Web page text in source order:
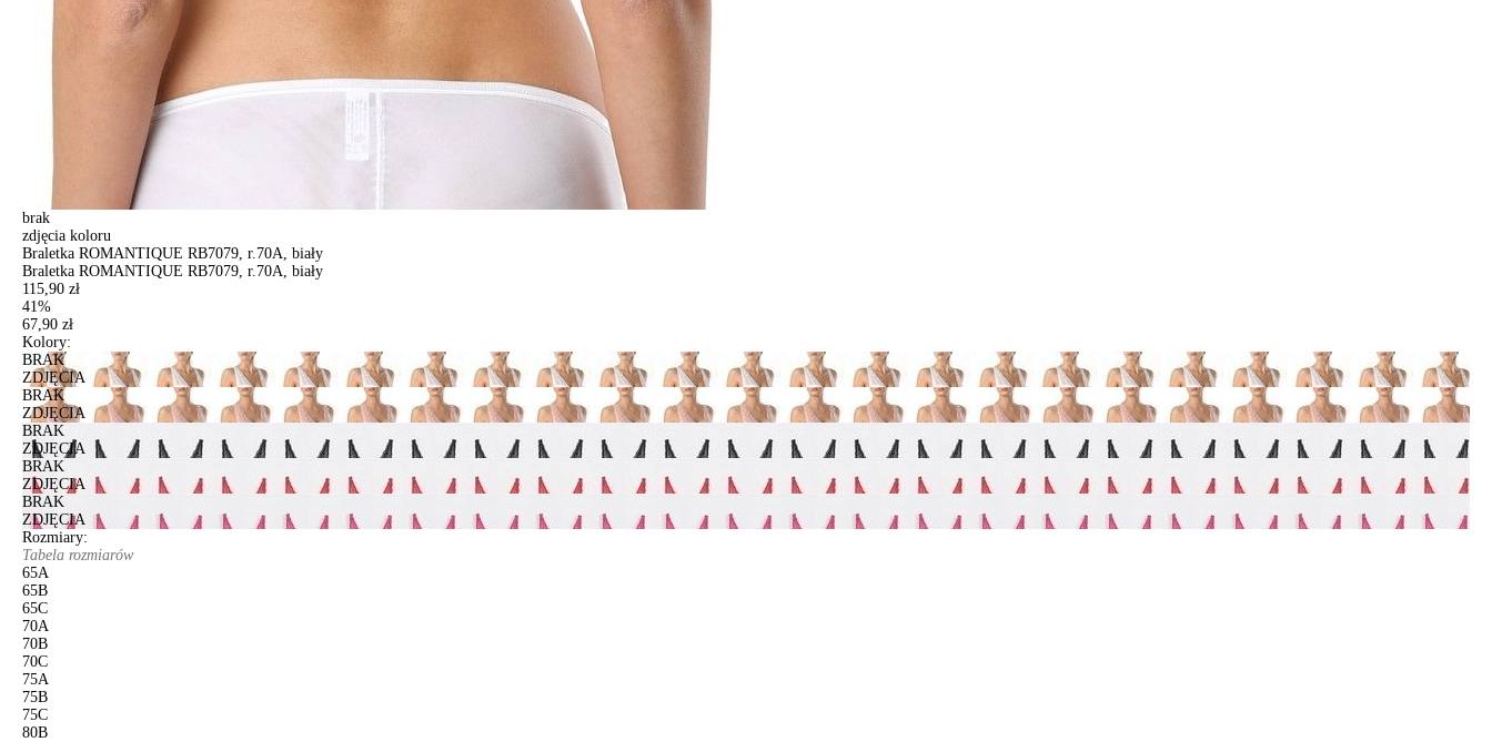
brak
zdjęcia koloru
Braletka ROMANTIQUE RB7079, r.70A, biały
Braletka ROMANTIQUE RB7079, r.70A, biały
115,90 zł
41%
67,90 zł
Kolory:
BRAK
ZDJĘCIA
BRAK
ZDJĘCIA
BRAK
ZDJĘCIA
BRAK
ZDJĘCIA
BRAK
ZDJĘCIA
Rozmiary:
Tabela rozmiarów
65A
65B
65C
70A
70B
70C
75A
75B
75C
80B